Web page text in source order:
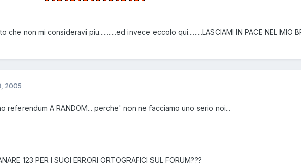
che non mi consideravi piu...........ed invece eccolo qui.........LASCIAMI IN PACE NEL MIO
2005
referendum A RANDOM... perche' non ne facciamo uno serio noi...
123 PER I SUOI ERRORI ORTOGRAFICI SUL FORUM???